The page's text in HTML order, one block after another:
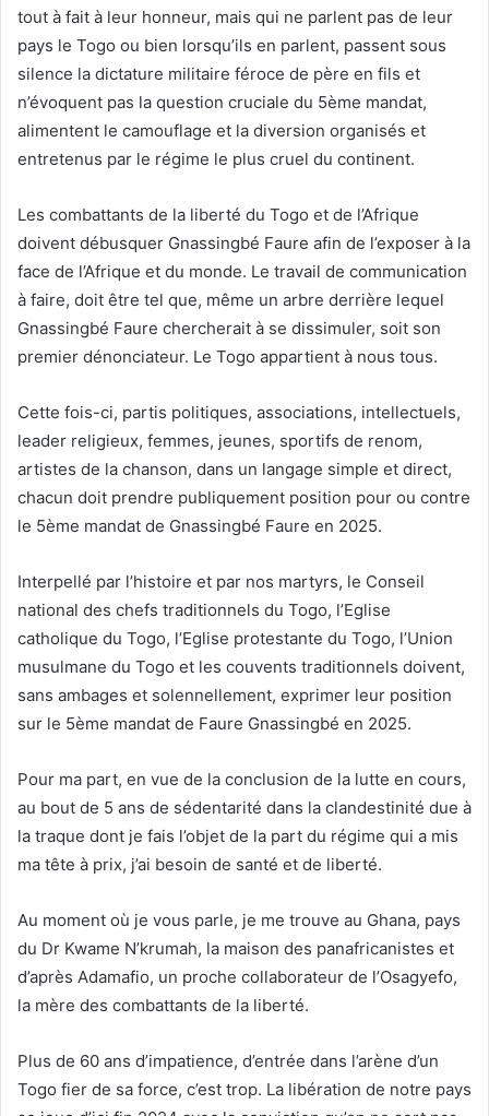
tout à fait à leur honneur, mais qui ne parlent pas de leur
pays le Togo ou bien lorsqu’ils en parlent, passent sous
silence la dictature militaire féroce de père en fils et
n’évoquent pas la question cruciale du 5ème mandat,
alimentent le camouflage et la diversion organisés et
entretenus par le régime le plus cruel du continent.
Les combattants de la liberté du Togo et de l’Afrique
doivent débusquer Gnassingbé Faure afin de l’exposer à la
face de l’Afrique et du monde. Le travail de communication
à faire, doit être tel que, même un arbre derrière lequel
Gnassingbé Faure chercherait à se dissimuler, soit son
premier dénonciateur. Le Togo appartient à nous tous.
Cette fois-ci, partis politiques, associations, intellectuels,
leader religieux, femmes, jeunes, sportifs de renom,
artistes de la chanson, dans un langage simple et direct,
chacun doit prendre publiquement position pour ou contre
le 5ème mandat de Gnassingbé Faure en 2025.
Interpellé par l’histoire et par nos martyrs, le Conseil
national des chefs traditionnels du Togo, l’Eglise
catholique du Togo, l’Eglise protestante du Togo, l’Union
musulmane du Togo et les couvents traditionnels doivent,
sans ambages et solennellement, exprimer leur position
sur le 5ème mandat de Faure Gnassingbé en 2025.
Pour ma part, en vue de la conclusion de la lutte en cours,
au bout de 5 ans de sédentarité dans la clandestinité due à
la traque dont je fais l’objet de la part du régime qui a mis
ma tête à prix, j’ai besoin de santé et de liberté.
Au moment où je vous parle, je me trouve au Ghana, pays
du Dr Kwame N’krumah, la maison des panafricanistes et
d’après Adamafio, un proche collaborateur de l’Osagyefo,
la mère des combattants de la liberté.
Plus de 60 ans d’impatience, d’entrée dans l’arène d’un
Togo fier de sa force, c’est trop. La libération de notre pays